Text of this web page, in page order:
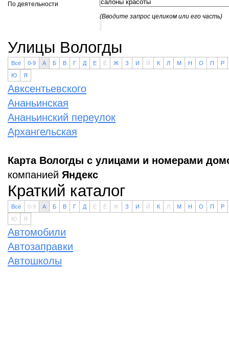
По деятельности
(Вводите запрос целиком или его часть)
Улицы Вологды
Всё 0-9 А Б В Г Д Е Ё Ж З И Й К Л М Н О П
Р
Ю
Я
Авксентьевского
Ананьинская
Ананьинский переулок
Архангельская
Карта Вологды с улицами и номерами
компанией Яндекс
Краткий каталог
Всё 0-9 А Б В Г Д Е Ё Ж З И Й К Л М Н О П
Р
Ю
Я
Автомобили
Автозаправки
Автошколы